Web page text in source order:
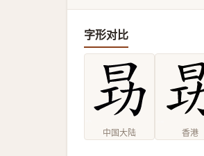
字形对比
中国大陆 香港